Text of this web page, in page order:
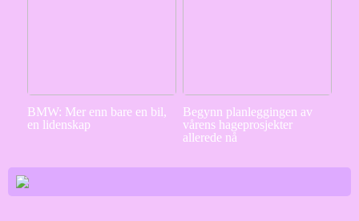
BMW: Mer enn bare en bil,
en lidenskap
Begynn planleggingen av
vårens hageprosjekter
allerede nå